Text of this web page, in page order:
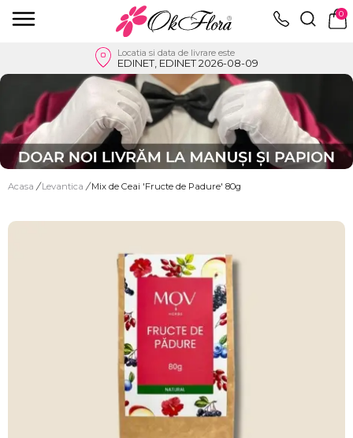
0
Locatia si data de livrare este
EDINET, EDINET 2026-08-09
Acasa / Levantica / Mix de Ceai 'Fructe de Padure' 80g